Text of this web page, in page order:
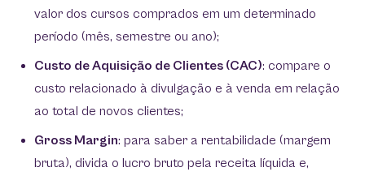
valor dos cursos comprados em um determinado
período (mês, semestre ou ano);
Custo de Aquisição de Clientes (CAC): compare o
custo relacionado à divulgação e à venda em relação
ao total de novos clientes;
Gross Margin: para saber a rentabilidade (margem
bruta), divida o lucro bruto pela receita líquida e,